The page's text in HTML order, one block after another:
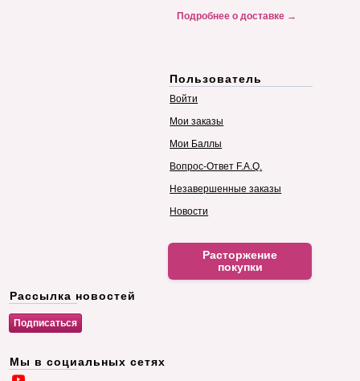
Подробнее о доставке →
Пользователь
Войти
Мои заказы
Мои Баллы
Вопрос-Ответ F.A.Q.
Незавершенные заказы
Новости
Расторжение
покупки
Рассылка новостей
Мы в социальных сетях